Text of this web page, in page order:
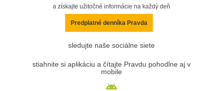
a získajte užitočné informácie na každý deň
Predplatné denníka Pravda
sledujte naše sociálne siete
stiahnite si aplikáciu a čítajte Pravdu pohodlne aj v
mobile